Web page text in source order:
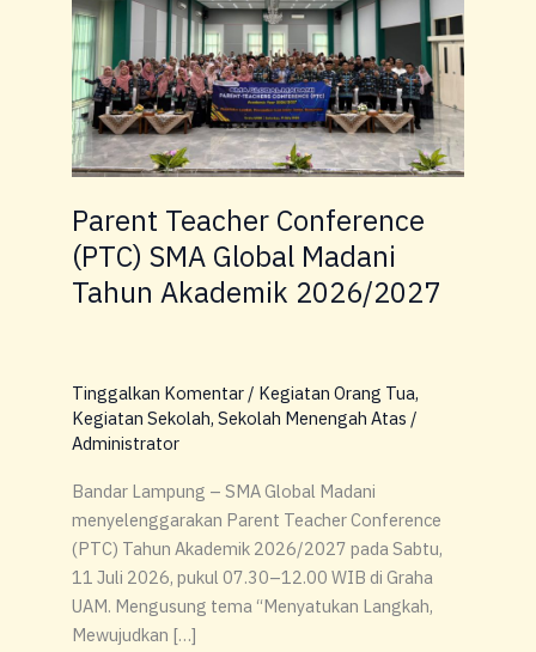
Parent Teacher Conference
(PTC) SMA Global Madani
Tahun Akademik 2026/2027
Tinggalkan Komentar / Kegiatan Orang Tua,
Kegiatan Sekolah, Sekolah Menengah Atas /
Administrator
Bandar Lampung – SMA Global Madani
menyelenggarakan Parent Teacher Conference
(PTC) Tahun Akademik 2026/2027 pada Sabtu,
11 Juli 2026, pukul 07.30–12.00 WIB di Graha
UAM. Mengusung tema “Menyatukan Langkah,
Mewujudkan […]
SMA
Global
Madani
Tahun
Akademik
2026/2027